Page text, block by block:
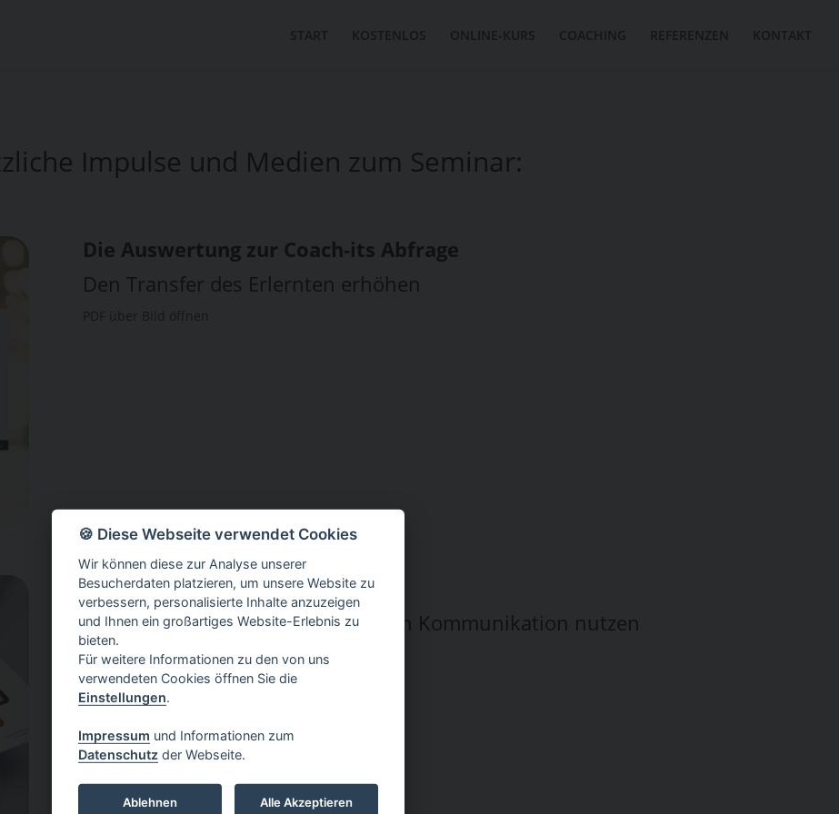
Impulse und Medien zum Seminar:
Die Auswertung zur Coach-its Abfrage
Den Transfer des Erlernten erhöhen
Der 5-Minuten-Reflektor
Coach-its schnell zur konstruktiven Kommunikation nutzen
PDF über Bild öffnen
🍪 Diese Webseite verwendet Cookies
Wir können diese zur Analyse unserer
Besucherdaten platzieren, um unsere Website zu
verbessern, personalisierte Inhalte anzuzeigen
und Ihnen ein großartiges Website-Erlebnis zu
bieten.
Für weitere Informationen zu den von uns
verwendeten Cookies öffnen Sie die
Einstellungen.
Impressum und Informationen zum
Datenschutz der Webseite.
Ablehnen Alle Akzeptieren